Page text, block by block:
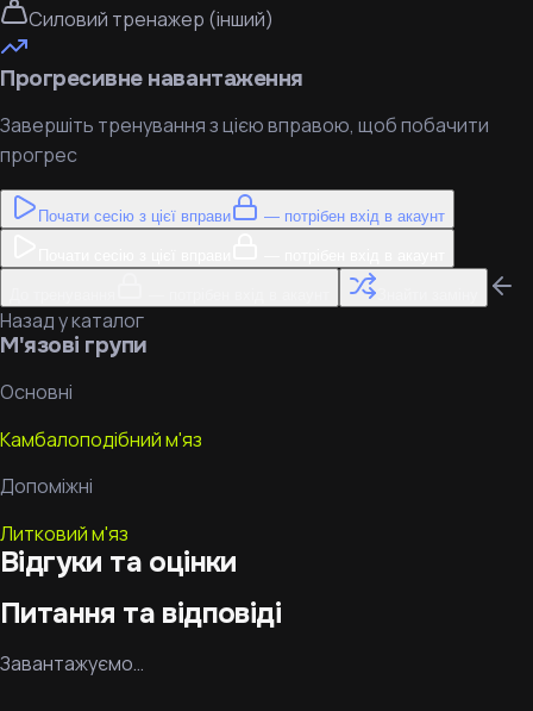
Силовий тренажер (інший)
Прогресивне навантаження
Завершіть тренування з цією вправою, щоб побачити
прогрес
Почати сесію з цієї вправи — потрібен вхід в акаунт
Назад у каталог
М'язові групи
Основні
Камбалоподібний м'яз
Допоміжні
Литковий м'яз
Відгуки та оцінки
Питання та відповіді
Завантажуємо…